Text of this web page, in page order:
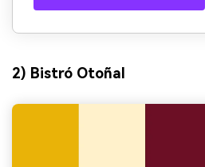
2) Bistró Otoñal